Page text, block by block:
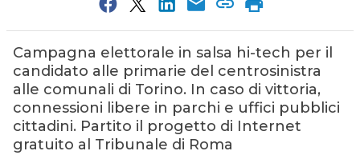
Campagna elettorale in salsa hi-tech per il
candidato alle primarie del centrosinistra
alle comunali di Torino. In caso di vittoria,
connessioni libere in parchi e uffici pubblici
cittadini. Partito il progetto di Internet
gratuito al Tribunale di Roma